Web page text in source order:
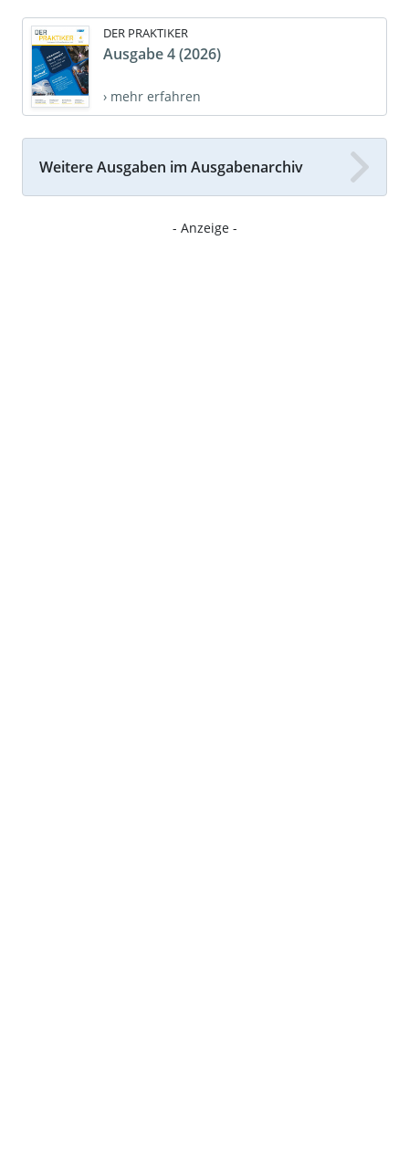
DER PRAKTIKER
Ausgabe 4 (2026)
› mehr erfahren
Weitere Ausgaben im Ausgabenarchiv
- Anzeige -